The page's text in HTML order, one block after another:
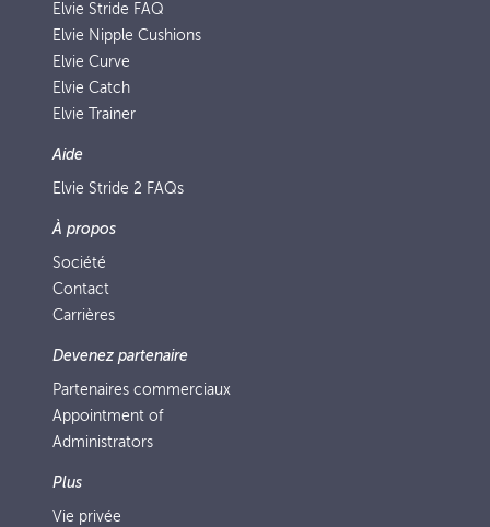
Elvie Stride FAQ
Elvie Nipple Cushions
Elvie Curve
Elvie Catch
Elvie Trainer
Aide
Elvie Stride 2 FAQs
À propos
Société
Contact
Carrières
Devenez partenaire
Partenaires commerciaux
Appointment of
Administrators
Plus
Vie privée